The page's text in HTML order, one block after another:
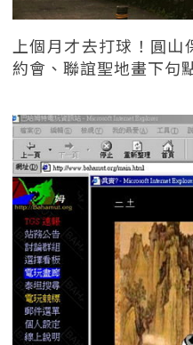
上個月才去打球！圓
約會、聯誼聖地畫下句